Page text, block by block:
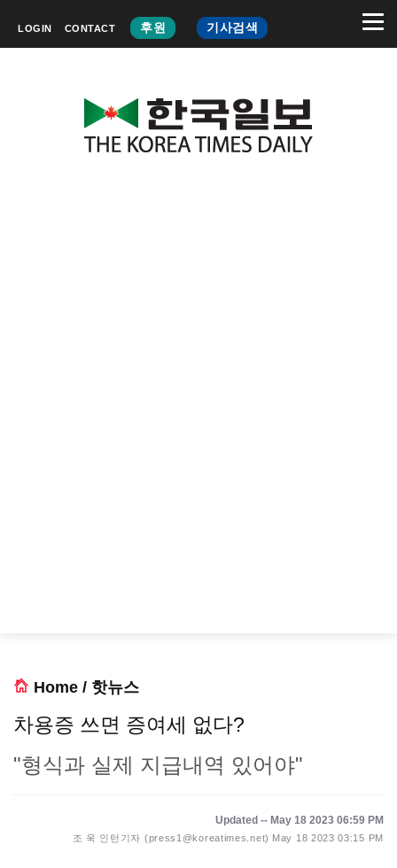
LOGIN CONTACT 후원 기사검색
Home / 핫뉴스
차용증 쓰면 증여세 없다?
"형식과 실제 지급내역 있어야"
Updated -- May 18 2023 06:59 PM
조 욱 인턴기자 (press1@koreatimes.net) May 18 2023 03:15 PM